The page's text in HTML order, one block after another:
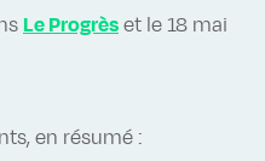
Le Progrès et le 18 mai
en résumé :